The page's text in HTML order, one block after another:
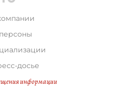
досье
информации